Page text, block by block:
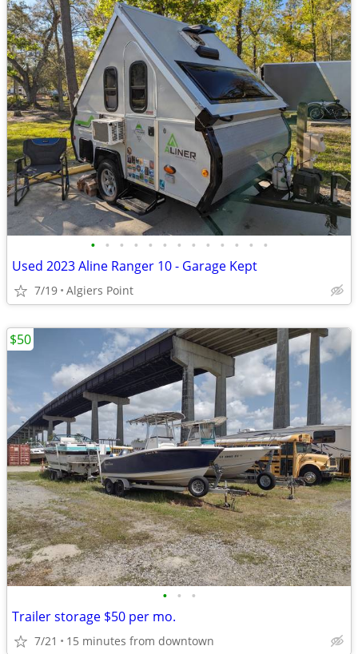
• • • • • • • • • • • • •
Used 2023 Aline Ranger 10 - Garage Kept
7/19 Algiers Point
• • •
Trailer storage $50 per mo.
7/21 15 minutes from downtown
$50